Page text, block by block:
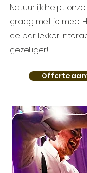
Natuurlijk helpt
graag met je mee.
de bar lekker
gezelliger!
Offerte